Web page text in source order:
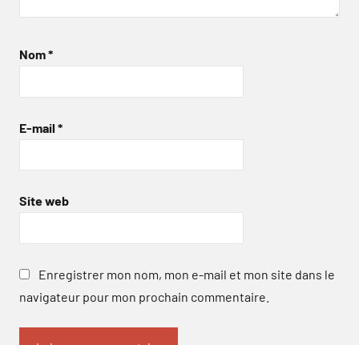
Nom*
E-mail *
Site web
Enregistrer mon nom, mon e-mail et mon site dans le
navigateur pour mon prochain commentaire.